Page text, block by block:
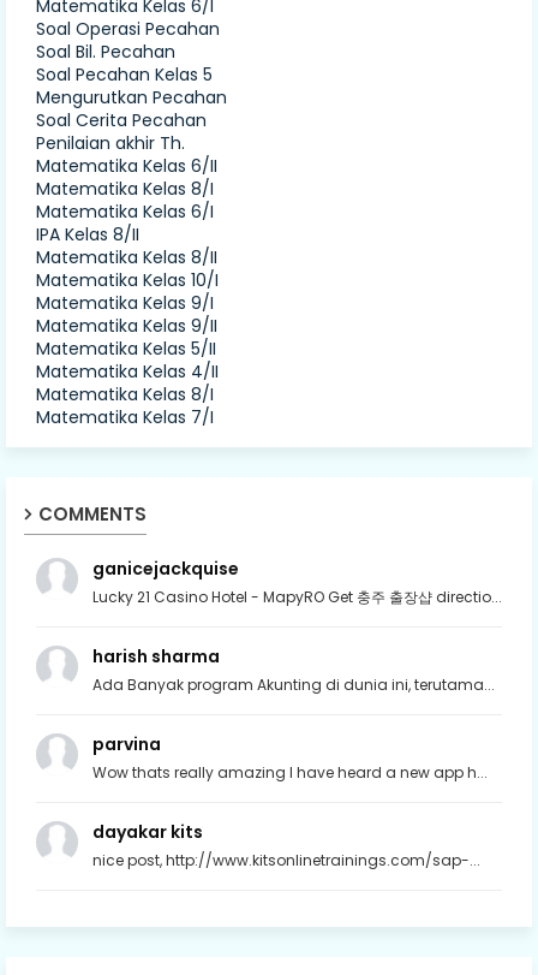
Matematika Kelas 6/I
Soal Operasi Pecahan
Soal Bil. Pecahan
Soal Pecahan Kelas 5
Mengurutkan Pecahan
Soal Cerita Pecahan
Penilaian akhir Th.
Matematika Kelas 6/II
Matematika Kelas 8/I
Matematika Kelas 6/I
IPA Kelas 8/II
Matematika Kelas 8/II
Matematika Kelas 10/I
Matematika Kelas 9/I
Matematika Kelas 9/II
Matematika Kelas 5/II
Matematika Kelas 4/II
Matematika Kelas 8/I
Matematika Kelas 7/I
COMMENTS
ganicejackquise
Lucky 21 Casino Hotel - MapyRO Get 충주 출장샵 directio...
harish sharma
Ada Banyak program Akunting di dunia ini, terutama...
parvina
Wow thats really amazing I have heard a new app h...
dayakar kits
nice post, http://www.kitsonlinetrainings.com/sap-...